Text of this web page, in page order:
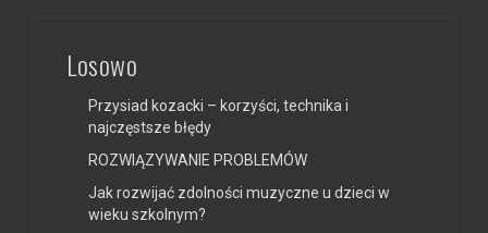
Losowo
Przysiad kozacki – korzyści, technika i
najczęstsze błędy
ROZWIĄZYWANIE PROBLEMÓW
Jak rozwijać zdolności muzyczne u dzieci w
wieku szkolnym?